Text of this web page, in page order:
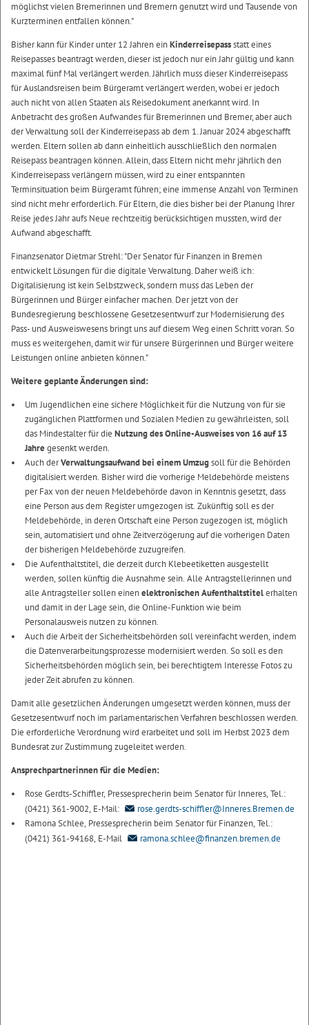
möglichst vielen Bremerinnen und Bremern genutzt wird und Tausende von
Kurzterminen entfallen können."
Bisher kann für Kinder unter 12 Jahren einKinderreisepassstatt eines
Reisepasses beantragt werden, dieser ist jedoch nur ein Jahr gültig und kann
maximal fünf Mal verlängert werden. Jährlich muss dieser Kinderreisepass
für Auslandsreisen beim Bürgeramt verlängert werden, wobei er jedoch
auch nicht von allen Staaten als Reisedokument anerkannt wird. In
Anbetracht des großen Aufwandes für Bremerinnen und Bremer, aber auch
der Verwaltung soll der Kinderreisepass ab dem 1. Januar 2024 abgeschafft
werden. Eltern sollen ab dann einheitlich ausschließlich den normalen
Reisepass beantragen können. Allein, dass Eltern nicht mehr jährlich den
Kinderreisepass verlängern müssen, wird zu einer entspannten
Terminsituation beim Bürgeramt führen; eine immense Anzahl von Terminen
sind nicht mehr erforderlich. Für Eltern, die dies bisher bei der Planung Ihrer
Reise jedes Jahr aufs Neue rechtzeitig berücksichtigen mussten, wird der
Aufwand abgeschafft.
Finanzsenator Dietmar Strehl: "Der Senator für Finanzen in Bremen
entwickelt Lösungen für die digitale Verwaltung. Daher weiß ich:
Digitalisierung ist kein Selbstzweck, sondern muss das Leben der
Bürgerinnen und Bürger einfacher machen. Der jetzt von der
Bundesregierung beschlossene Gesetzesentwurf zur Modernisierung des
Pass- und Ausweiswesens bringt uns auf diesem Weg einen Schritt voran. So
muss es weitergehen, damit wir für unsere Bürgerinnen und Bürger weitere
Leistungen online anbieten können."
Weitere geplante Änderungen sind:
Um Jugendlichen eine sichere Möglichkeit für die Nutzung von für sie
zugänglichen Plattformen und Sozialen Medien zu gewährleisten, soll
das Mindestalter für die Nutzung des Online-Ausweises von 16 auf 13
Jahregesenkt werden.
Auch derVerwaltungsaufwand bei einem Umzugsoll für die Behörden
digitalisiert werden. Bisher wird die vorherige Meldebehörde meistens
per Fax von der neuen Meldebehörde davon in Kenntnis gesetzt, dass
eine Person aus dem Register umgezogen ist. Zukünftig soll es der
Meldebehörde, in deren Ortschaft eine Person zugezogen ist, möglich
sein, automatisiert und ohne Zeitverzögerung auf die vorherigen Daten
der bisherigen Meldebehörde zuzugreifen.
Die Aufenthaltstitel, die derzeit durch Klebeetiketten ausgestellt
werden, sollen künftig die Ausnahme sein. Alle Antragstellerinnen und
alle Antragsteller sollen einenelektronischen Aufenthaltstitelerhalten
und damit in der Lage sein, die Online-Funktion wie beim
Personalausweis nutzen zu können.
Auch die Arbeit der Sicherheitsbehörden soll vereinfacht werden, indem
die Datenverarbeitungsprozesse modernisiert werden. So soll es den
Sicherheitsbehörden möglich sein, bei berechtigtem Interesse Fotos zu
jeder Zeit abrufen zu können.
Damit alle gesetzlichen Änderungen umgesetzt werden können, muss der
Gesetzesentwurf noch im parlamentarischen Verfahren beschlossen werden.
Die erforderliche Verordnung wird erarbeitet und soll im Herbst 2023 dem
Bundesrat zur Zustimmung zugeleitet werden.
Ansprechpartnerinnen für die Medien:
Rose Gerdts-Schiffler, Pressesprecherin beim Senator für Inneres, Tel.:
(0421) 361-9002, E-Mail:
rose.gerdts-schiffler@Inneres.Bremen.de
Ramona Schlee, Pressesprecherin beim Senator für Finanzen, Tel.:
(0421) 361-94168, E-Mail
ramona.schlee@finanzen.bremen.de